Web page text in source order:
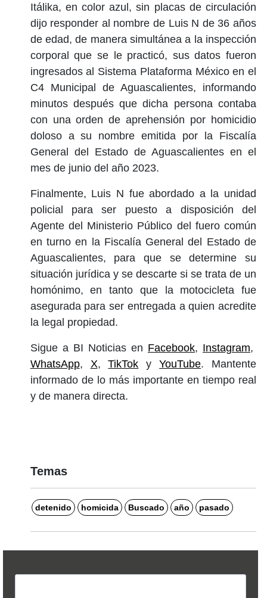
Itálika, en color azul, sin placas de circulación
dijo responder al nombre de Luis N de 36 años
de edad, de manera simultánea a la inspección
corporal que se le practicó, sus datos fueron
ingresados al Sistema Plataforma México en el
C4 Municipal de Aguascalientes, informando
minutos después que dicha persona contaba
con una orden de aprehensión por homicidio
doloso a su nombre emitida por la Fiscalía
General del Estado de Aguascalientes en el
mes de junio del año 2023.
Finalmente, Luis N fue abordado a la unidad
policial para ser puesto a disposición del
Agente del Ministerio Público del fuero común
en turno en la Fiscalía General del Estado de
Aguascalientes, para que se determine su
situación jurídica y se descarte si se trata de un
homónimo, en tanto que la motocicleta fue
asegurada para ser entregada a quien acredite
la legal propiedad.
Sigue a BI Noticias en Facebook, Instagram,
WhatsApp, X,TikTok yYouTube. Mantente
informado de lo más importante en tiempo real
y de manera directa.
Temas
detenido homicida Buscado año pasado